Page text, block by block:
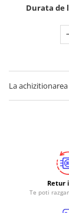
Convertor
Radio
Telecomenzi
Durata de
La
Retur
Te poti